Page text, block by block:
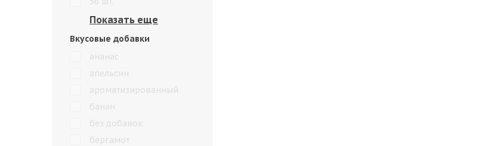
Вкусовые добавки
ананас
апельсин
ароматизированный
банан
без добавок
бергамот